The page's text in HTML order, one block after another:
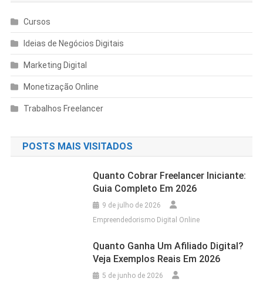
Cursos
Ideias de Negócios Digitais
Marketing Digital
Monetização Online
Trabalhos Freelancer
POSTS MAIS VISITADOS
Quanto Cobrar Freelancer Iniciante:
Guia Completo Em 2026
9 de julho de 2026
Empreendedorismo Digital Online
Quanto Ganha Um Afiliado Digital?
Veja Exemplos Reais Em 2026
5 de junho de 2026